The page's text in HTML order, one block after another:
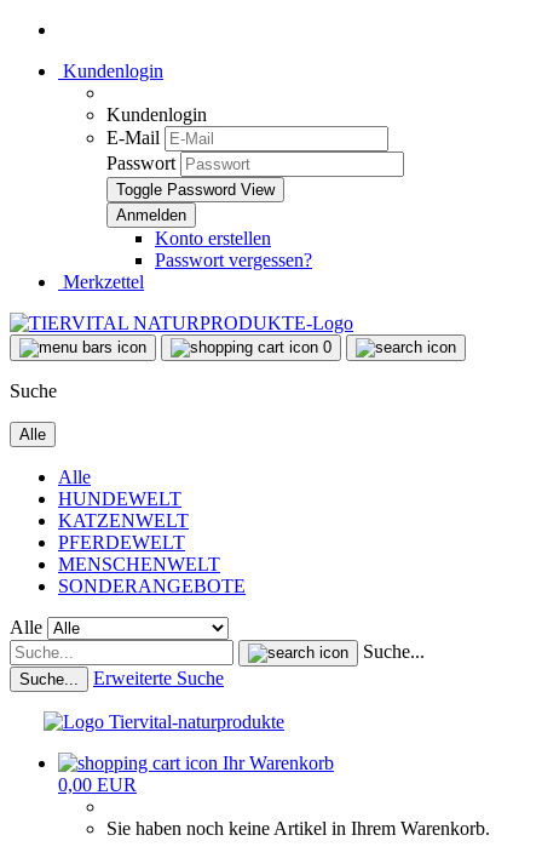
Kundenlogin
Kundenlogin
E-Mail
Passwort
Toggle Password View
Konto erstellen
Passwort vergessen?
Merkzettel
0
Suche
Alle
Alle
HUNDEWELT
KATZENWELT
PFERDEWELT
MENSCHENWELT
SONDERANGEBOTE
Alle
Suche...
Suche... Erweiterte Suche
Ihr Warenkorb
0,00 EUR
Sie haben noch keine Artikel in Ihrem Warenkorb.